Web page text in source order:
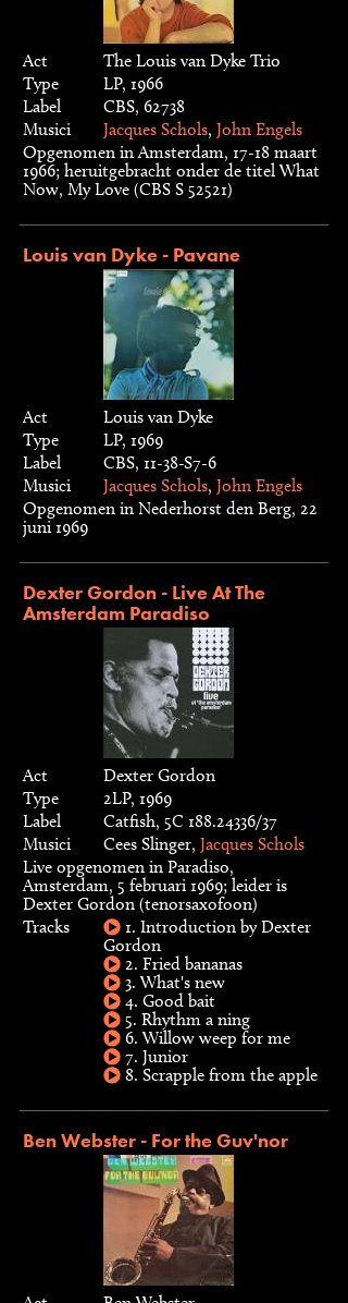
Act
The Louis van Dyke Trio
Type
LP, 1966
Label
CBS, 62738
Musici
Jacques Schols, John Engels
Opgenomen in Amsterdam, 17-18 maart
1966; heruitgebracht onder de titel What
Now, My Love (CBS S 52521)
Louis van Dyke - Pavane
Act
Louis van Dyke
Type
LP, 1969
Label
CBS, 11-38-S7-6
Musici
Jacques Schols, John Engels
Opgenomen in Nederhorst den Berg, 22
juni 1969
Dexter Gordon - Live At The
Amsterdam Paradiso
Act
Dexter Gordon
Type
2LP, 1969
Label
Catfish, 5C 188.24336/37
Musici
Cees Slinger, Jacques Schols
Live opgenomen in Paradiso,
Amsterdam, 5 februari 1969; leider is
Dexter Gordon (tenorsaxofoon)
Tracks
1. Introduction by Dexter
Gordon
2. Fried bananas
3. What's new
4. Good bait
5. Rhythm a ning
6. Willow weep for me
7. Junior
8. Scrapple from the apple
Ben Webster - For the Guv'nor